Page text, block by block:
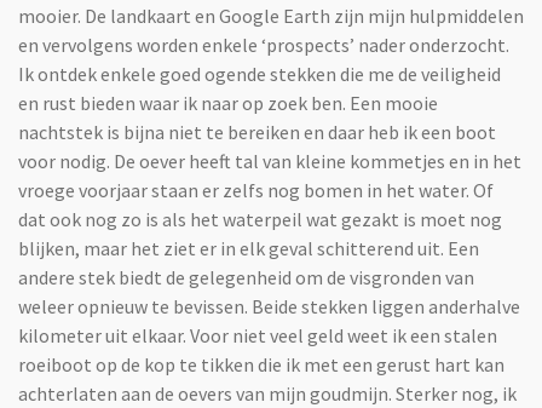
mooier. De landkaart en Google Earth zijn mijn hulpmiddelen
en vervolgens worden enkele ‘prospects’ nader onderzocht.
Ik ontdek enkele goed ogende stekken die me de veiligheid
en rust bieden waar ik naar op zoek ben. Een mooie
nachtstek is bijna niet te bereiken en daar heb ik een boot
voor nodig. De oever heeft tal van kleine kommetjes en in het
vroege voorjaar staan er zelfs nog bomen in het water. Of
dat ook nog zo is als het waterpeil wat gezakt is moet nog
blijken, maar het ziet er in elk geval schitterend uit. Een
andere stek biedt de gelegenheid om de visgronden van
weleer opnieuw te bevissen. Beide stekken liggen anderhalve
kilometer uit elkaar. Voor niet veel geld weet ik een stalen
roeiboot op de kop te tikken die ik met een gerust hart kan
achterlaten aan de oevers van mijn goudmijn. Sterker nog, ik